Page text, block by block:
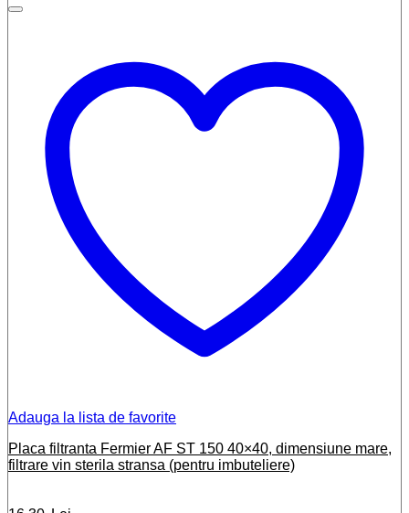
Adauga la lista de favorite
Placa filtranta Fermier AF ST 150 40×40, dimensiune mare,
filtrare vin sterila stransa (pentru imbuteliere)